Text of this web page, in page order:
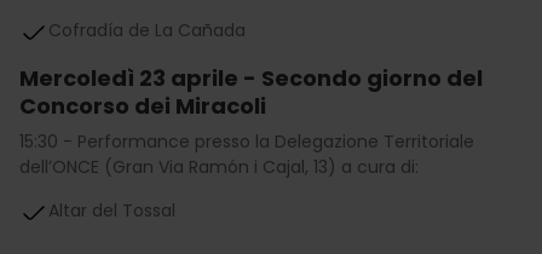
Cofradía de La Cañada
Mercoledì 23 aprile - Secondo giorno del
Concorso dei Miracoli
15:30 - Performance presso la Delegazione Territoriale
dell’ONCE (Gran Via Ramón i Cajal, 13) a cura di:
Altar del Tossal